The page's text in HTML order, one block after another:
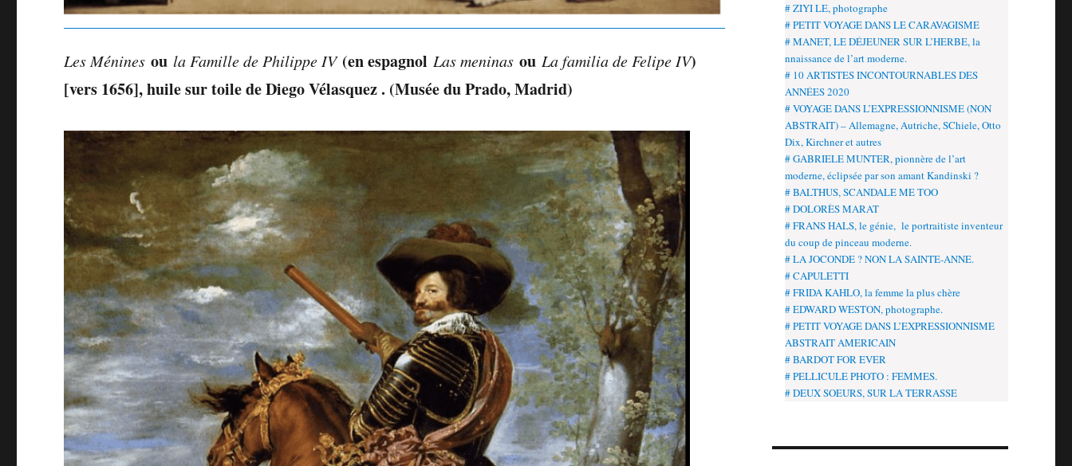
Les Ménines oula Famille de Philippe IV (en espagnolLas meninas ouLa familia de Felipe IV)
[vers 1656], huile sur toile de Diego Vélasquez . (Musée du Prado, Madrid)
# ZIYI LE, photographe
# PETIT VOYAGE DANS LE CARAVAGISME
# MANET, LE DÉJEUNER SUR L’HERBE, la
nnaissance de l’art moderne.
# 10 ARTISTES INCONTOURNABLES DES
ANNÉES 2020
# VOYAGE DANS L’EXPRESSIONNISME (NON
ABSTRAIT) – Allemagne, Autriche, SChiele, Otto
Dix, Kirchner et autres
# GABRIELE MUNTER, pionnère de l’art
moderne, éclipsée par son amant Kandinski ?
# BALTHUS, SCANDALE ME TOO
# DOLORÈS MARAT
# FRANS HALS, le génie, le portraitiste inventeur
du coup de pinceau moderne.
# LA JOCONDE ? NON LA SAINTE-ANNE.
# CAPULETTI
# FRIDA KAHLO, la femme la plus chère
# EDWARD WESTON, photographe.
# PETIT VOYAGE DANS L’EXPRESSIONNISME
ABSTRAIT AMERICAIN
# BARDOT FOR EVER
# PELLICULE PHOTO : FEMMES.
# DEUX SOEURS, SUR LA TERRASSE